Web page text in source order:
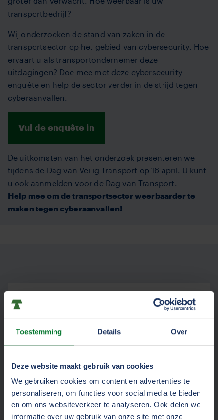
Toestemming Details Over
Deze website maakt gebruik van cookies
We gebruiken cookies om content en advertenties te
personaliseren, om functies voor social media te bieden
en om ons websiteverkeer te analyseren. Ook delen we
informatie over uw gebruik van onze site met onze
transportbedrijf?
Wij onderzoeken de stand van zaken in de
transportsector op het gebied van cybersecurity. Hoe
ervaart u als transportondernemer deze
uitdagingen? Doe mee met deze cybersecurity
enquête en help de sector verder in de strijd tegen
cyberaanvallen.
Vul de enquête in
De uitkomsten van het onderzoek presenteren we
tijdens de Dag van Veilig Transport op 16 april. U kunt
u ook aanmelden voor de Dag van Transport.
Help mee om de transportsector weerbaarder te
maken tegen cyberaanvallen!
Dag van Veilig Transport
2025
de transportsector. Geef u nu op voor
de Dag van Veilig Transport op 16 april.